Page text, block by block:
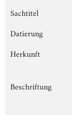
Sachtitel
Datierung
Herkunft
Beschriftung